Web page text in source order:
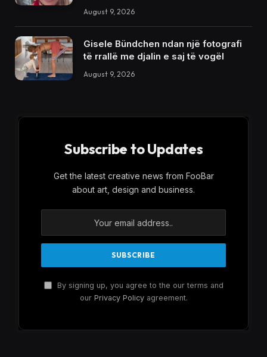
August 9, 2026
Gisele Bündchen ndan një fotografi
të rrallë me djalin e saj të vogël
August 9, 2026
Subscribe to Updates
Get the latest creative news from FooBar
about art, design and business.
By signing up, you agree to the our terms and
our Privacy Policyagreement.